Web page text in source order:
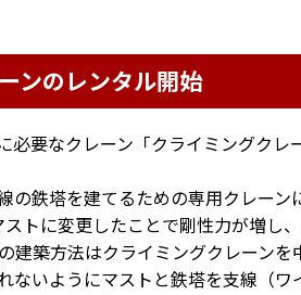
ンのレンタル開始
必要なクレーン「クライミングクレ
の鉄塔を建てるための専用クレーン
ストに変更したことで剛性力が増し
建築方法はクライミングクレーンを
ないようにマストと鉄塔を支線（